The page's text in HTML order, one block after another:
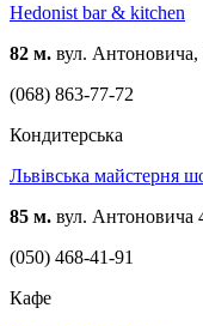
Hedonist bar & kitchen
82 м. вул. Антоновича,
(068) 863-77-72
Кондитерська
Львівська майстерня
85 м. вул. Антоновича
(050) 468-41-91
Кафе